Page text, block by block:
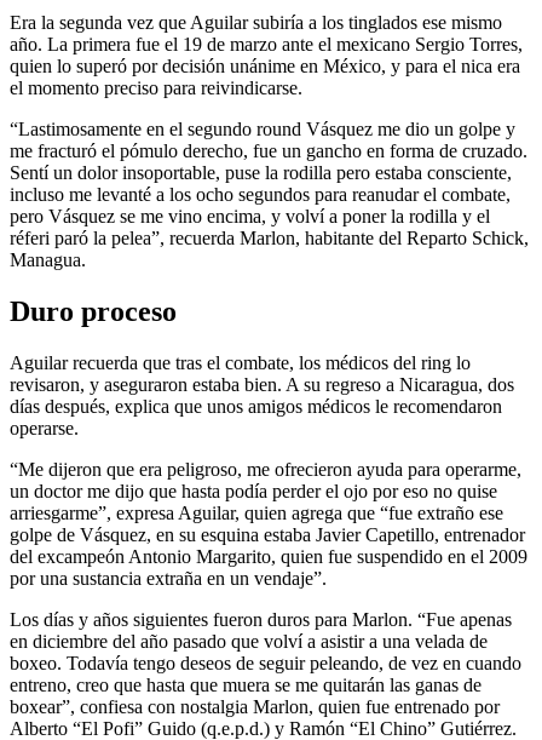
Era la segunda vez que Aguilar subiría a los tinglados ese mismo
año. La primera fue el 19 de marzo ante el mexicano Sergio Torres,
quien lo superó por decisión unánime en México, y para el nica era
el momento preciso para reivindicarse.
“Lastimosamente en el segundo round Vásquez me dio un golpe y
me fracturó el pómulo derecho, fue un gancho en forma de cruzado.
Sentí un dolor insoportable, puse la rodilla pero estaba consciente,
incluso me levanté a los ocho segundos para reanudar el combate,
pero Vásquez se me vino encima, y volví a poner la rodilla y el
réferi paró la pelea”, recuerda Marlon, habitante del Reparto Schick,
Managua.
Duro proceso
Aguilar recuerda que tras el combate, los médicos del ring lo
revisaron, y aseguraron estaba bien. A su regreso a Nicaragua, dos
días después, explica que unos amigos médicos le recomendaron
operarse.
“Me dijeron que era peligroso, me ofrecieron ayuda para operarme,
un doctor me dijo que hasta podía perder el ojo por eso no quise
arriesgarme”, expresa Aguilar, quien agrega que “fue extraño ese
golpe de Vásquez, en su esquina estaba Javier Capetillo, entrenador
del excampeón Antonio Margarito, quien fue suspendido en el 2009
por una sustancia extraña en un vendaje”.
Los días y años siguientes fueron duros para Marlon. “Fue apenas
en diciembre del año pasado que volví a asistir a una velada de
boxeo. Todavía tengo deseos de seguir peleando, de vez en cuando
entreno, creo que hasta que muera se me quitarán las ganas de
boxear”, confiesa con nostalgia Marlon, quien fue entrenado por
Alberto “El Pofi” Guido (q.e.p.d.) y Ramón “El Chino” Gutiérrez.